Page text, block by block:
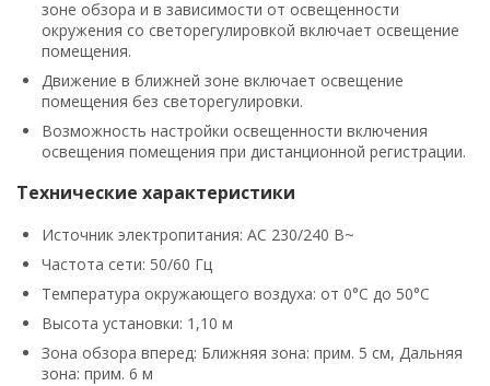
зоне обзора и в зависимости от освещенности
окружения со светорегулировкой включает освещение
помещения.
Движение в ближней зоне включает освещение
помещения без светорегулировки.
Возможность настройки освещенности включения
освещения помещения при дистанционной регистрации.
Технические характеристики
Источник электропитания: AC 230/240 В~
Частота сети: 50/60 Гц
Температура окружающего воздуха: от 0°C до 50°C
Высота установки: 1,10 м
Зона обзора вперед: Ближняя зона: прим. 5 см, Дальняя
зона: прим. 6 м